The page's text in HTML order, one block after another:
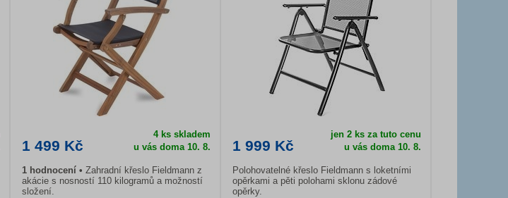
1 499 Kč
4 ks skladem
u vás doma 10. 8.
1 hodnocení
Zahradní křeslo Fieldmann z
akácie s nosností 110 kilogramů a možností
složení.
1 999 Kč
jen 2 ks za tuto cenu
u vás doma 10. 8.
Polohovatelné křeslo Fieldmann s loketními
opěrkami a pěti polohami sklonu zádové
opěrky.